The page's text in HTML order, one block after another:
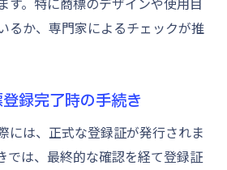
るか、専門家によるチェックが推
録完了時の手続き
には、正式な登録証が発行されま
では、最終的な確認を経て登録証